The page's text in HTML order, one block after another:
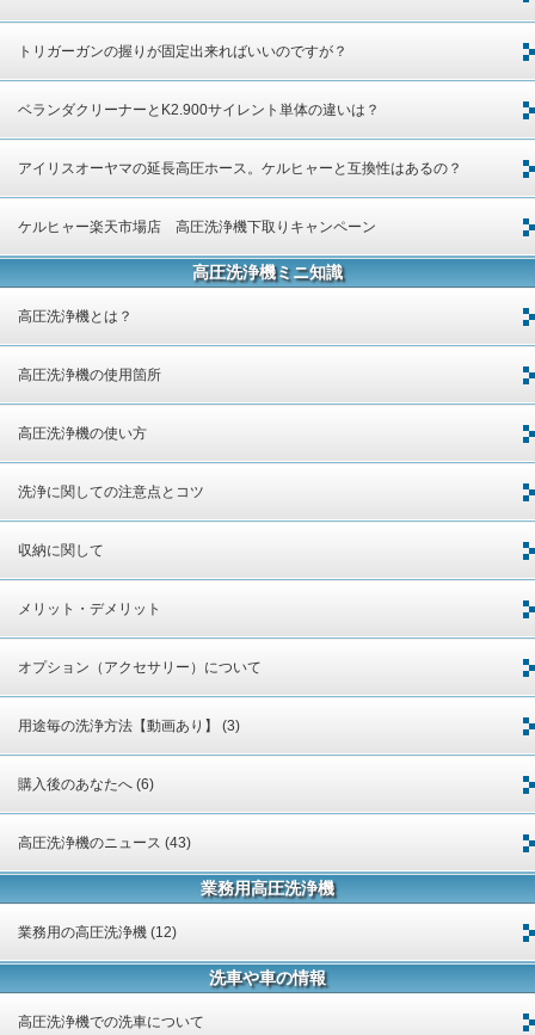
は。
トリガーガンの握りが固定出来ればいいのですが？
ベランダクリーナーとK2.900サイレント単体の違いは？
アイリスオーヤマの延長高圧ホース。ケルヒャーと互換性はあるの？
ケルヒャー楽天市場店 高圧洗浄機下取りキャンペーン
高圧洗浄機ミニ知識
高圧洗浄機とは？
高圧洗浄機の使用箇所
高圧洗浄機の使い方
洗浄に関しての注意点とコツ
収納に関して
メリット・デメリット
オプション（アクセサリー）について
用途毎の洗浄方法【動画あり】 (3)
購入後のあなたへ (6)
高圧洗浄機のニュース (43)
業務用高圧洗浄機
業務用の高圧洗浄機 (12)
洗車や車の情報
高圧洗浄機での洗車について